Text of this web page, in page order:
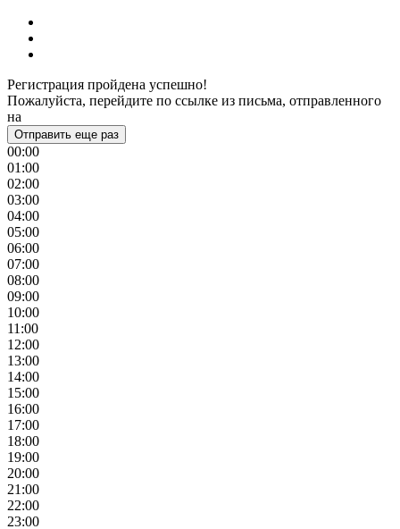
Регистрация пройдена успешно!
Пожалуйста, перейдите по ссылке из письма, отправленного
на
Отправить еще раз
00:00
01:00
02:00
03:00
04:00
05:00
06:00
07:00
08:00
09:00
10:00
11:00
12:00
13:00
14:00
15:00
16:00
17:00
18:00
19:00
20:00
21:00
22:00
23:00